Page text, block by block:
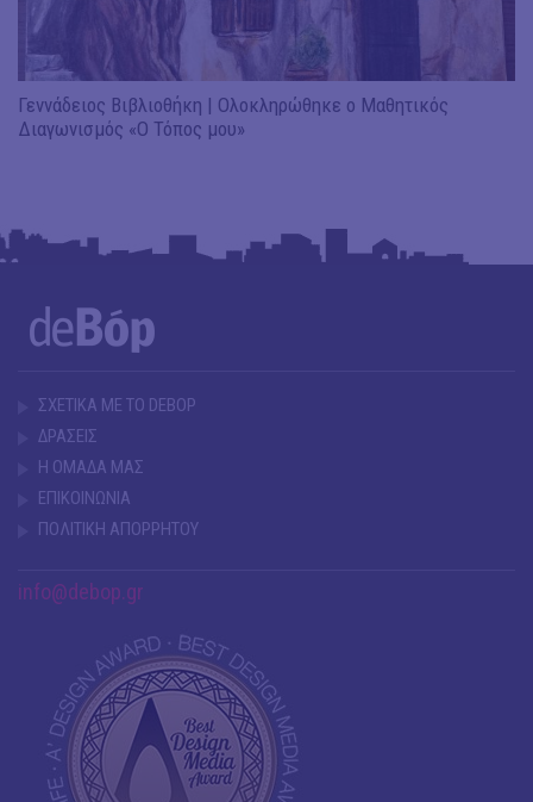
Γεννάδειος Βιβλιοθήκη | Ολοκληρώθηκε ο Μαθητικός
Διαγωνισμός «Ο Τόπος μου»
ΣΧΕΤΙΚΑ ΜΕ ΤΟ DEBOP
ΔΡΑΣΕΙΣ
Η ΟΜΑΔΑ ΜΑΣ
ΕΠΙΚΟΙΝΩΝΙΑ
ΠΟΛΙΤΙΚΗ ΑΠΟΡΡΗΤΟΥ
info@debop.gr